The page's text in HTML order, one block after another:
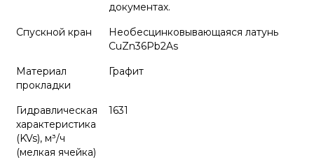
документах.
Спускной кран
Необесцинковывающаяся латунь
CuZn36Pb2As
Материал
прокладки
Графит
Гидравлическая
характеристика
(KVs), м³/ч
(мелкая ячейка)
1631